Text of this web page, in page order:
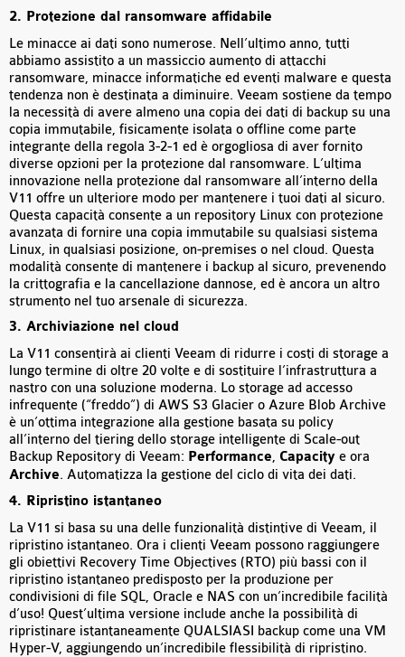
2. Protezione dal ransomware affidabile
Le minacce ai dati sono numerose. Nell’ultimo anno, tutti
abbiamo assistito a un massiccio aumento di attacchi
ransomware, minacce informatiche ed eventi malware e questa
tendenza non è destinata a diminuire. Veeam sostiene da tempo
la necessità di avere almeno una copia dei dati di backup su una
copia immutabile, fisicamente isolata o offline come parte
integrante della regola 3-2-1 ed è orgogliosa di aver fornito
diverse opzioni per la protezione dal ransomware. L’ultima
innovazione nella protezione dal ransomware all’interno della
V11 offre un ulteriore modo per mantenere i tuoi dati al sicuro.
Questa capacità consente a un repository Linux con protezione
avanzata di fornire una copia immutabile su qualsiasi sistema
Linux, in qualsiasi posizione, on-premises o nel cloud. Questa
modalità consente di mantenere i backup al sicuro, prevenendo
la crittografia e la cancellazione dannose, ed è ancora un altro
strumento nel tuo arsenale di sicurezza.
3. Archiviazione nel cloud
La V11 consentirà ai clienti Veeam di ridurre i costi di storage a
lungo termine di oltre 20 volte e di sostituire l’infrastruttura a
nastro con una soluzione moderna. Lo storage ad accesso
infrequente (“freddo”) di AWS S3 Glacier o Azure Blob Archive
è un’ottima integrazione alla gestione basata su policy
all’interno del tiering dello storage intelligente di Scale-out
Backup Repository di Veeam: Performance, Capacity e ora
Archive. Automatizza la gestione del ciclo di vita dei dati.
4. Ripristino istantaneo
La V11 si basa su una delle funzionalità distintive di Veeam, il
ripristino istantaneo. Ora i clienti Veeam possono raggiungere
gli obiettivi Recovery Time Objectives (RTO) più bassi con il
ripristino istantaneo predisposto per la produzione per
condivisioni di file SQL, Oracle e NAS con un’incredibile facilità
d’uso! Quest’ultima versione include anche la possibilità di
ripristinare istantaneamente QUALSIASI backup come una VM
Hyper-V, aggiungendo un’incredibile flessibilità di ripristino.